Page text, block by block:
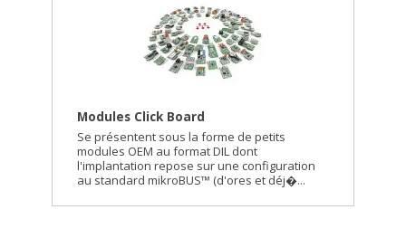
Modules Click Board
Se présentent sous la forme de petits
modules OEM au format DIL dont
l'implantation repose sur une configuration
au standard mikroBUS™ (d'ores et déj�...